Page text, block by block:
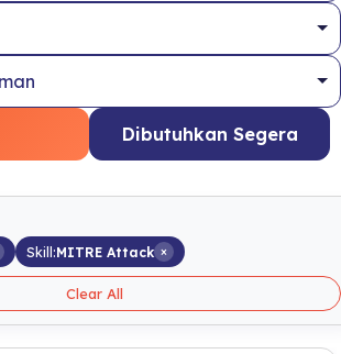
Dibutuhkan Segera
Skill:MITRE Attack ×
Clear All